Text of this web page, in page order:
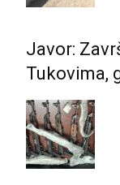
Javor:
Tukovima,